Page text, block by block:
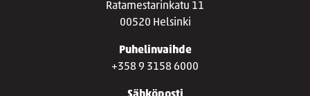
Ratamestarinkatu 11
00520 Helsinki
Puhelinvaihde
+358 9 3158 6000